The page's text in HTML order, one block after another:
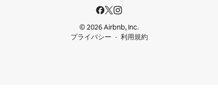
© 2026 Airbnb, Inc.
プライバシー
利用規約